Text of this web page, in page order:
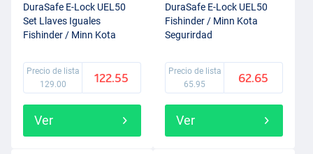
DuraSafe E-Lock UEL50
Set Llaves Iguales
Fishinder / Minn Kota
Precio de lista
129.00
122.55
Ver
DuraSafe E-Lock UEL50
Fishinder / Minn Kota
Segurirdad
Precio de lista
65.95
62.65
Ver